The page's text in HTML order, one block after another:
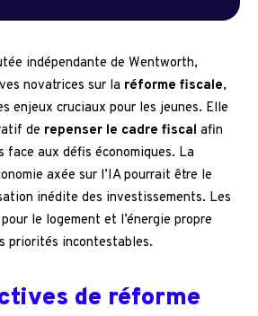
indépendante de Wentworth,
novatrices sur la réforme fiscale,
enjeux cruciaux pour les jeunes. Elle
de repenser le cadre fiscal afin
face aux défis économiques. La
axée sur l’IA pourrait être le
inédite des investissements. Les
le logement et l’énergie propre
priorités incontestables.
de réforme